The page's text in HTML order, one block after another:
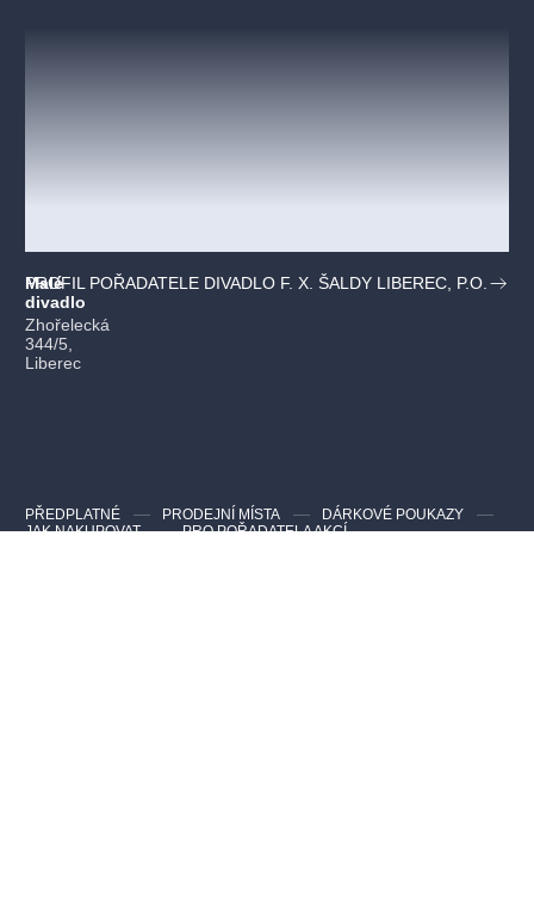
Malé
divadlo
Zhořelecká
344/5,
Liberec
PROFIL POŘADATELE DIVADLO F. X. ŠALDY LIBEREC, P.O.
PŘEDPLATNÉ PRODEJNÍ MÍSTA
DÁRKOVÉ POUKAZY
JAK NAKUPOVAT
PRO POŘADATELA AKCÍ